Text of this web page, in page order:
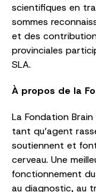
scientifiques en
sommes
et des
provinciales
SLA.
À propos de la
La Fondation
tant qu’agent
soutiennent et
cerveau. Une
fonctionnement
au diagnostic, au